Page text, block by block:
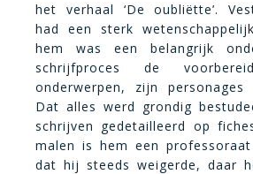
het verhaal ‘De oubliëtte’.
had een sterk
hem was een belangrijk
schrijfproces de
onderwerpen, zijn
Dat alles werd grondig
schrijven gedetailleerd op
malen is hem een
dat hij steeds weigerde, daar